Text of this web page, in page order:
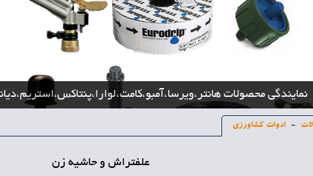
نمایندگی محصولات
- ادوات کشاورزی
علفتراش و حاشیه زن